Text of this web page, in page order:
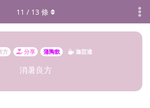
方 分享 蒲陶飲 迦芸達
消暑良方
11 / 13 條